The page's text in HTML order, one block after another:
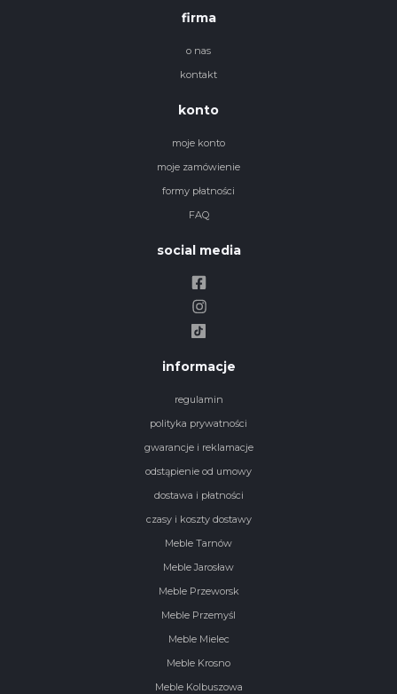
firma
o nas
kontakt
konto
moje konto
moje zamówienie
formy płatności
FAQ
social media
informacje
regulamin
polityka prywatności
gwarancje i reklamacje
odstąpienie od umowy
dostawa i płatności
czasy i koszty dostawy
Meble Tarnów
Meble Jarosław
Meble Przeworsk
Meble Przemyśl
Meble Mielec
Meble Krosno
Meble Kolbuszowa